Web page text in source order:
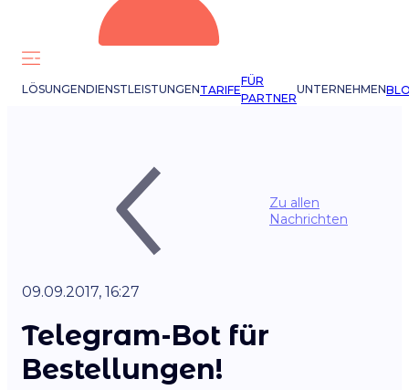
LÖSUNGENDIENSTLEISTUNGENTARIFE
FÜR
PARTNER
UNTERNEHMEN
Zu allen
Nachrichten
09.09.2017, 16:27
Telegram-Bot für
Bestellungen!